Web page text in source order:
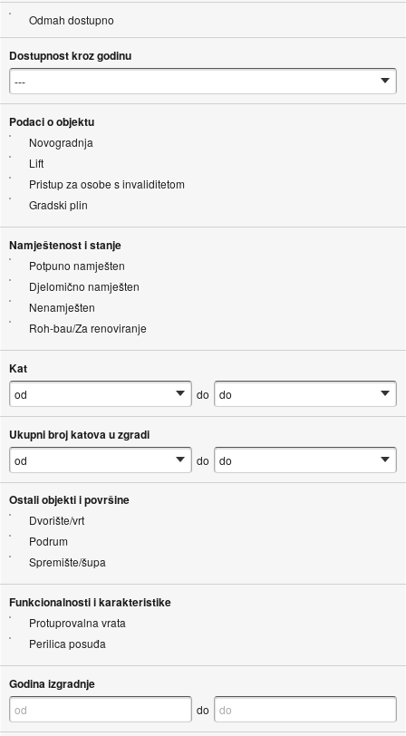
Odmah dostupno
Dostupnost kroz godinu
Podaci o objektu
Novogradnja
Lift
Pristup za osobe s invaliditetom
Gradski plin
Namještenost i stanje
Potpuno namješten
Djelomično namješten
Nenamješten
Roh-bau/Za renoviranje
Kat
do
Ukupni broj katova u zgradi
do
Ostali objekti i površine
Dvorište/vrt
Podrum
Spremište/šupa
Funkcionalnosti i karakteristike
Protuprovalna vrata
Perilica posuđa
Godina izgradnje
do